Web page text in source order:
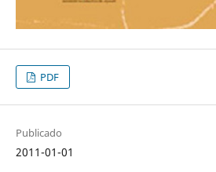
PDF
Publicado
2011-01-01